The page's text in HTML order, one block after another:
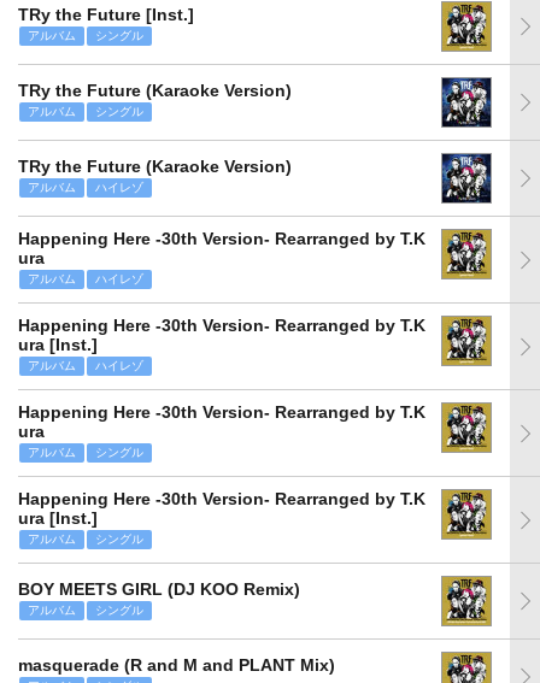
TRy the Future [Inst.]
アルバム シングル
TRy the Future (Karaoke Version)
アルバム シングル
TRy the Future (Karaoke Version)
アルバム ハイレゾ
Happening Here -30th Version- Rearranged by T.K
ura
アルバム ハイレゾ
Happening Here -30th Version- Rearranged by T.K
ura [Inst.]
アルバム ハイレゾ
Happening Here -30th Version- Rearranged by T.K
ura
アルバム シングル
Happening Here -30th Version- Rearranged by T.K
ura [Inst.]
アルバム シングル
BOY MEETS GIRL (DJ KOO Remix)
アルバム シングル
masquerade (R and M and PLANT Mix)